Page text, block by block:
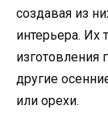
создавая из
интерьера. Их
изготовления
другие
или орехи.